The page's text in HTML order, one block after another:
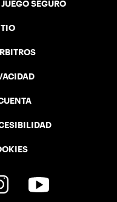
SEGURO